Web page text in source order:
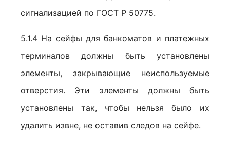
сигнализацией по ГОСТ Р 50775.
5.1.4 На сейфы для банкоматов и платежных
терминалов должны быть установлены
элементы, закрывающие неиспользуемые
отверстия. Эти элементы должны быть
установлены так, чтобы нельзя было их
удалить извне, не оставив следов на сейфе.